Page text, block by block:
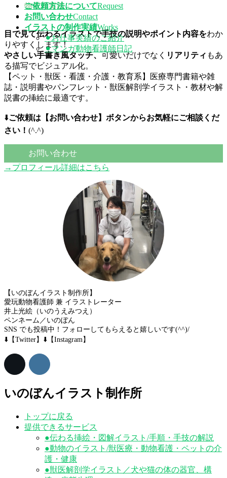
ご依頼方法についてRequest
お問い合わせContact
イラストの制作実績Works
⚫︎お仕事実績のご紹介
⚫︎マンガ動物看護師日記
物看護実践」
目で見て伝わるイラストで手技の説明やポイント内容をわか
りやすくします！
やさしい手書き風タッチ、可愛いだけでなく リアリティ もあ
る描写でビジュアル化。
【ペット・獣医・看護・介護・教育系】医療専門書籍や雑
誌・説明書やパンフレット・獣医解剖学イラスト・教材や解
説書の挿絵に最適です。
⬇️ご依頼は【お問い合わせ】ボタンからお気軽にご相談くだ
さい！ (^.^)
お問い合わせ
→プロフィール詳細はこちら
【いのぼんイラスト制作所】
愛玩動物看護師 兼 イラストレーター
井上光絵（いのうえみつえ）
ペンネーム／いのぼん
SNS でも投稿中！フォローしてもらえると嬉しいです(^^)/
⬇️【Twitter】⬇️【Instagram】
いのぼんイラスト制作所
トップに戻る
提供できるサービス
●伝わる挿絵・図解イラスト/手順・手技の解説
●動物のイラスト/獣医療・動物看護・ペットの介
護・健康
●獣医解剖学イラスト／犬や猫の体の器官、構